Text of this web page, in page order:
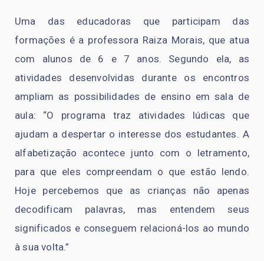
Uma das educadoras que participam das
formações é a professora Raiza Morais, que atua
com alunos de 6 e 7 anos. Segundo ela, as
atividades desenvolvidas durante os encontros
ampliam as possibilidades de ensino em sala de
aula: “O programa traz atividades lúdicas que
ajudam a despertar o interesse dos estudantes. A
alfabetização acontece junto com o letramento,
para que eles compreendam o que estão lendo.
Hoje percebemos que as crianças não apenas
decodificam palavras, mas entendem seus
significados e conseguem relacioná-los ao mundo
à sua volta.”